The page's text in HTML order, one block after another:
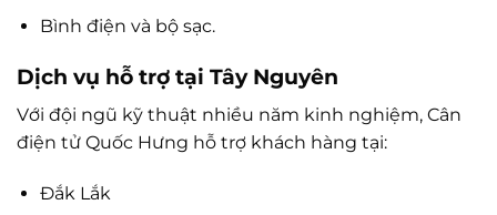
Bình điện và bộ sạc.
Dịch vụ hỗ trợ tại Tây Nguyên
Với đội ngũ kỹ thuật nhiều năm kinh nghiệm, Cân
điện tử Quốc Hưng hỗ trợ khách hàng tại:
Đắk Lắk